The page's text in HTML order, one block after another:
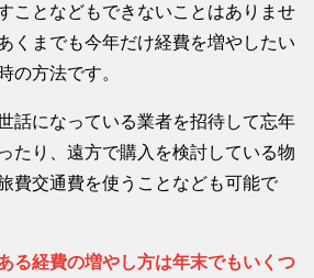
ことなどもできないことはありませ
くまでも今年だけ経費を増やしたい
の方法です。
話になっている業者を招待して忘年
たり、遠方で購入を検討している物
費交通費を使うことなども可能で
る経費の増やし方は年末でもいくつ